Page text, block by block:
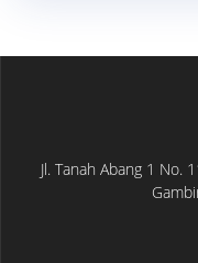
Jl. Tanah Abang 1 No.